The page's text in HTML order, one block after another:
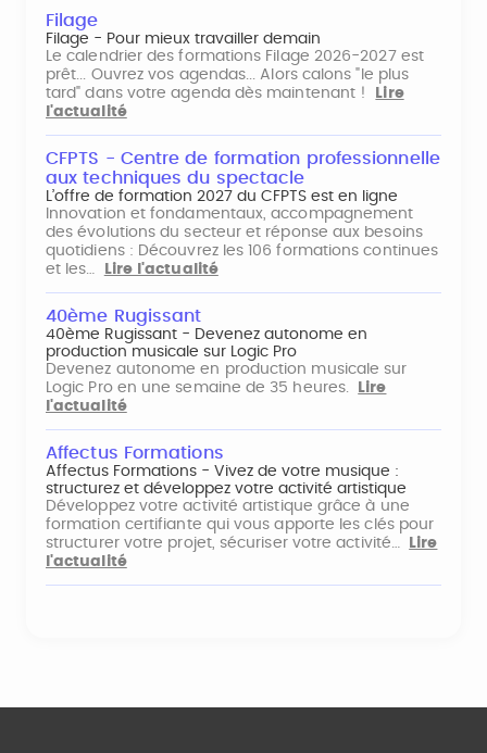
Filage
Filage - Pour mieux travailler demain
Le calendrier des formations Filage 2026-2027 est
prêt... Ouvrez vos agendas... Alors calons "le plus
tard" dans votre agenda dès maintenant !
Lire
l'actualité
CFPTS - Centre de formation professionnelle
aux techniques du spectacle
L’offre de formation 2027 du CFPTS est en ligne
Innovation et fondamentaux, accompagnement
des évolutions du secteur et réponse aux besoins
quotidiens : Découvrez les 106 formations continues
et les…
Lire l'actualité
40ème Rugissant
40ème Rugissant - Devenez autonome en
production musicale sur Logic Pro
Devenez autonome en production musicale sur
Logic Pro en une semaine de 35 heures.
Lire
l'actualité
Affectus Formations
Affectus Formations - Vivez de votre musique :
structurez et développez votre activité artistique
Développez votre activité artistique grâce à une
formation certifiante qui vous apporte les clés pour
structurer votre projet, sécuriser votre activité…
Lire
l'actualité